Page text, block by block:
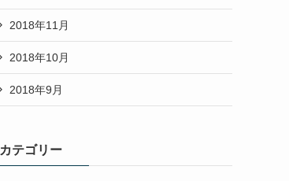
2018年11月
2018年10月
2018年9月
カテゴリー